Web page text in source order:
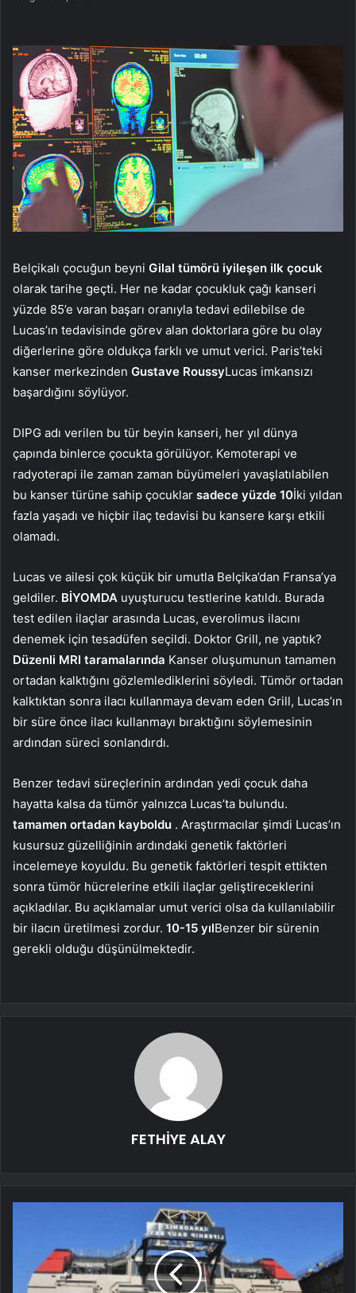
Belçikalı çocuğun beyni Gilal tümörü iyileşen ilk çocuk
olarak tarihe geçti. Her ne kadar çocukluk çağı kanseri
yüzde 85’e varan başarı oranıyla tedavi edilebilse de
Lucas’ın tedavisinde görev alan doktorlara göre bu olay
diğerlerine göre oldukça farklı ve umut verici. Paris’teki
kanser merkezinden Gustave RoussyLucas imkansızı
başardığını söylüyor.
DIPG adı verilen bu tür beyin kanseri, her yıl dünya
çapında binlerce çocukta görülüyor. Kemoterapi ve
radyoterapi ile zaman zaman büyümeleri yavaşlatılabilen
bu kanser türüne sahip çocuklar sadece yüzde 10İki yıldan
fazla yaşadı ve hiçbir ilaç tedavisi bu kansere karşı etkili
olamadı.
Lucas ve ailesi çok küçük bir umutla Belçika’dan Fransa’ya
geldiler. BİYOMDA uyuşturucu testlerine katıldı. Burada
test edilen ilaçlar arasında Lucas, everolimus ilacını
denemek için tesadüfen seçildi. Doktor Grill, ne yaptık?
Düzenli MRI taramalarında Kanser oluşumunun tamamen
ortadan kalktığını gözlemlediklerini söyledi. Tümör ortadan
kalktıktan sonra ilacı kullanmaya devam eden Grill, Lucas’ın
bir süre önce ilacı kullanmayı bıraktığını söylemesinin
ardından süreci sonlandırdı.
Benzer tedavi süreçlerinin ardından yedi çocuk daha
hayatta kalsa da tümör yalnızca Lucas’ta bulundu.
tamamen ortadan kayboldu . Araştırmacılar şimdi Lucas’ın
kusursuz güzelliğinin ardındaki genetik faktörleri
incelemeye koyuldu. Bu genetik faktörleri tespit ettikten
sonra tümör hücrelerine etkili ilaçlar geliştireceklerini
açıkladılar. Bu açıklamalar umut verici olsa da kullanılabilir
bir ilacın üretilmesi zordur. 10-15 yılBenzer bir sürenin
gerekli olduğu düşünülmektedir.
FETHİYE ALAY